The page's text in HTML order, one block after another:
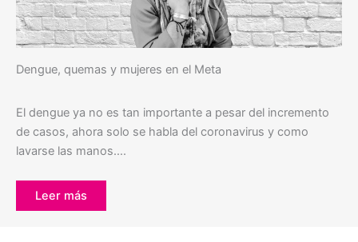
Dengue, quemas y mujeres en el Meta
El dengue ya no es tan importante a pesar del incremento
de casos, ahora solo se habla del coronavirus y como
lavarse las manos….
Leer más